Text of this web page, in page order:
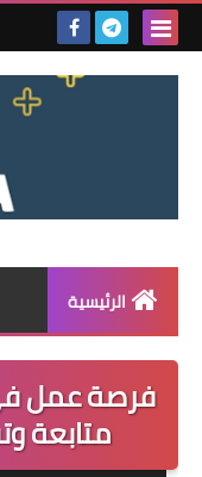
الرئيسية
فرصة عمل
متابعة